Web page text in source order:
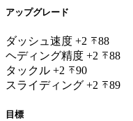
アップグレード
ダッシュ速度 +2
88
ヘディング精度 +2
88
タックル +2
90
スライディング +2 89
目標